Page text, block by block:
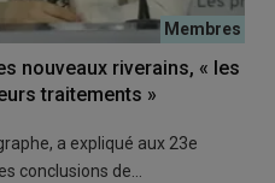
nouveaux riverains, « les
traitements »
a expliqué aux 23e
conclusions de…